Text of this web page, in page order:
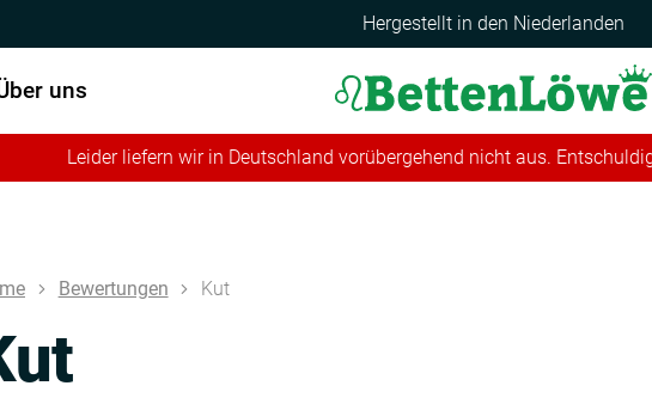
Hergestellt in den Niederlanden
uns
Leider liefern wir in Deutschland vorübergehend nicht aus.
Bewertungen Kut